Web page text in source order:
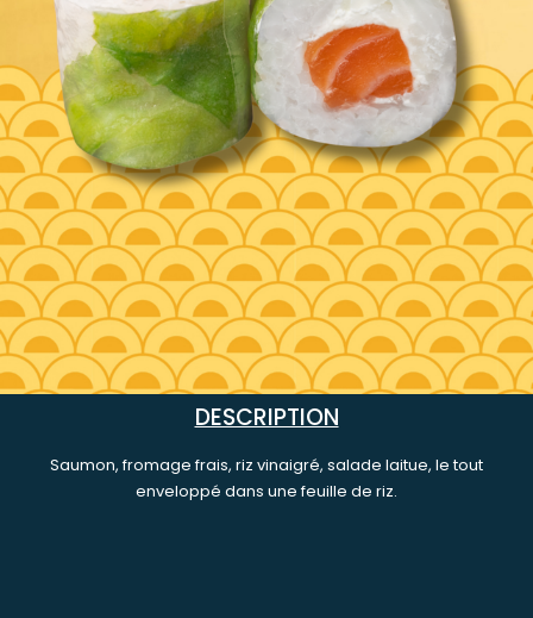
DESCRIPTION
Saumon, fromage frais, riz vinaigré, salade laitue, le tout
enveloppé dans une feuille de riz.